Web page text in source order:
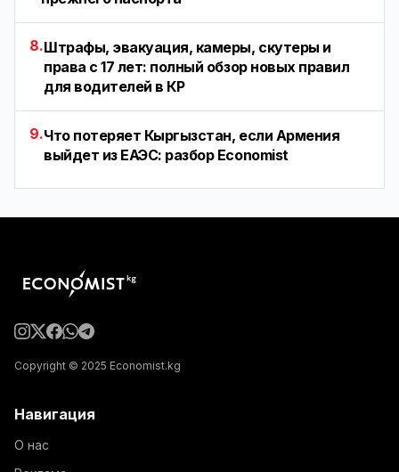
8.Штрафы, эвакуация, камеры, скутеры и
права с 17 лет: полный обзор новых правил
для водителей в КР
9.Что потеряет Кыргызстан, если Армения
выйдет из ЕАЭС: разбор Economist
Copyright © 2025 Economist.kg
Навигация
О нас